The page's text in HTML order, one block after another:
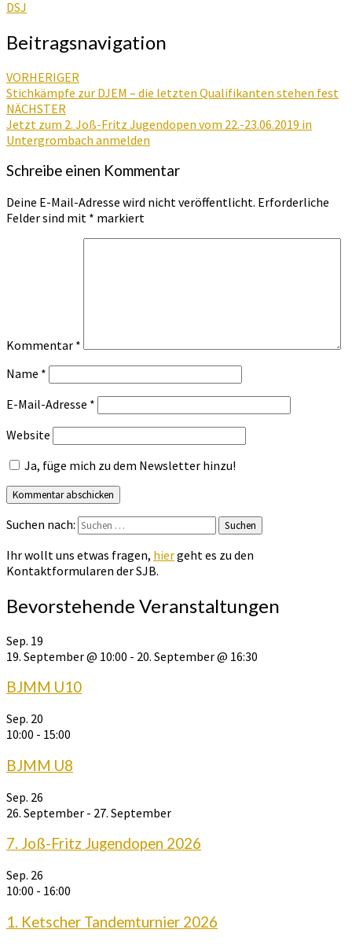
DSJ
Beitragsnavigation
VORHERIGER
Stichkämpfe zur DJEM – die letzten Qualifikanten stehen fest
NÄCHSTER
Jetzt zum 2. Joß-Fritz Jugendopen vom 22.-23.06.2019 in
Untergrombach anmelden
Schreibe einen Kommentar
Deine E-Mail-Adresse wird nicht veröffentlicht. Erforderliche
Felder sind mit * markiert
Kommentar *
Name *
E-Mail-Adresse *
Website
Ja, füge mich zu dem Newsletter hinzu!
Suchen nach: Suchen
Ihr wollt uns etwas fragen, hiergeht es zu den
Kontaktformularen der SJB.
Bevorstehende Veranstaltungen
Sep. 19
19. September @ 10:00 - 20. September @ 16:30
BJMM U10
Sep. 20
10:00 - 15:00
BJMM U8
Sep. 26
26. September - 27. September
7. Joß-Fritz Jugendopen 2026
Sep. 26
10:00 - 16:00
1. Ketscher Tandemturnier 2026